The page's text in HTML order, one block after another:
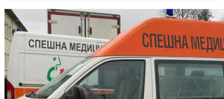
Повече линейки и медицински
екипи ще дежурят по
Черноморието